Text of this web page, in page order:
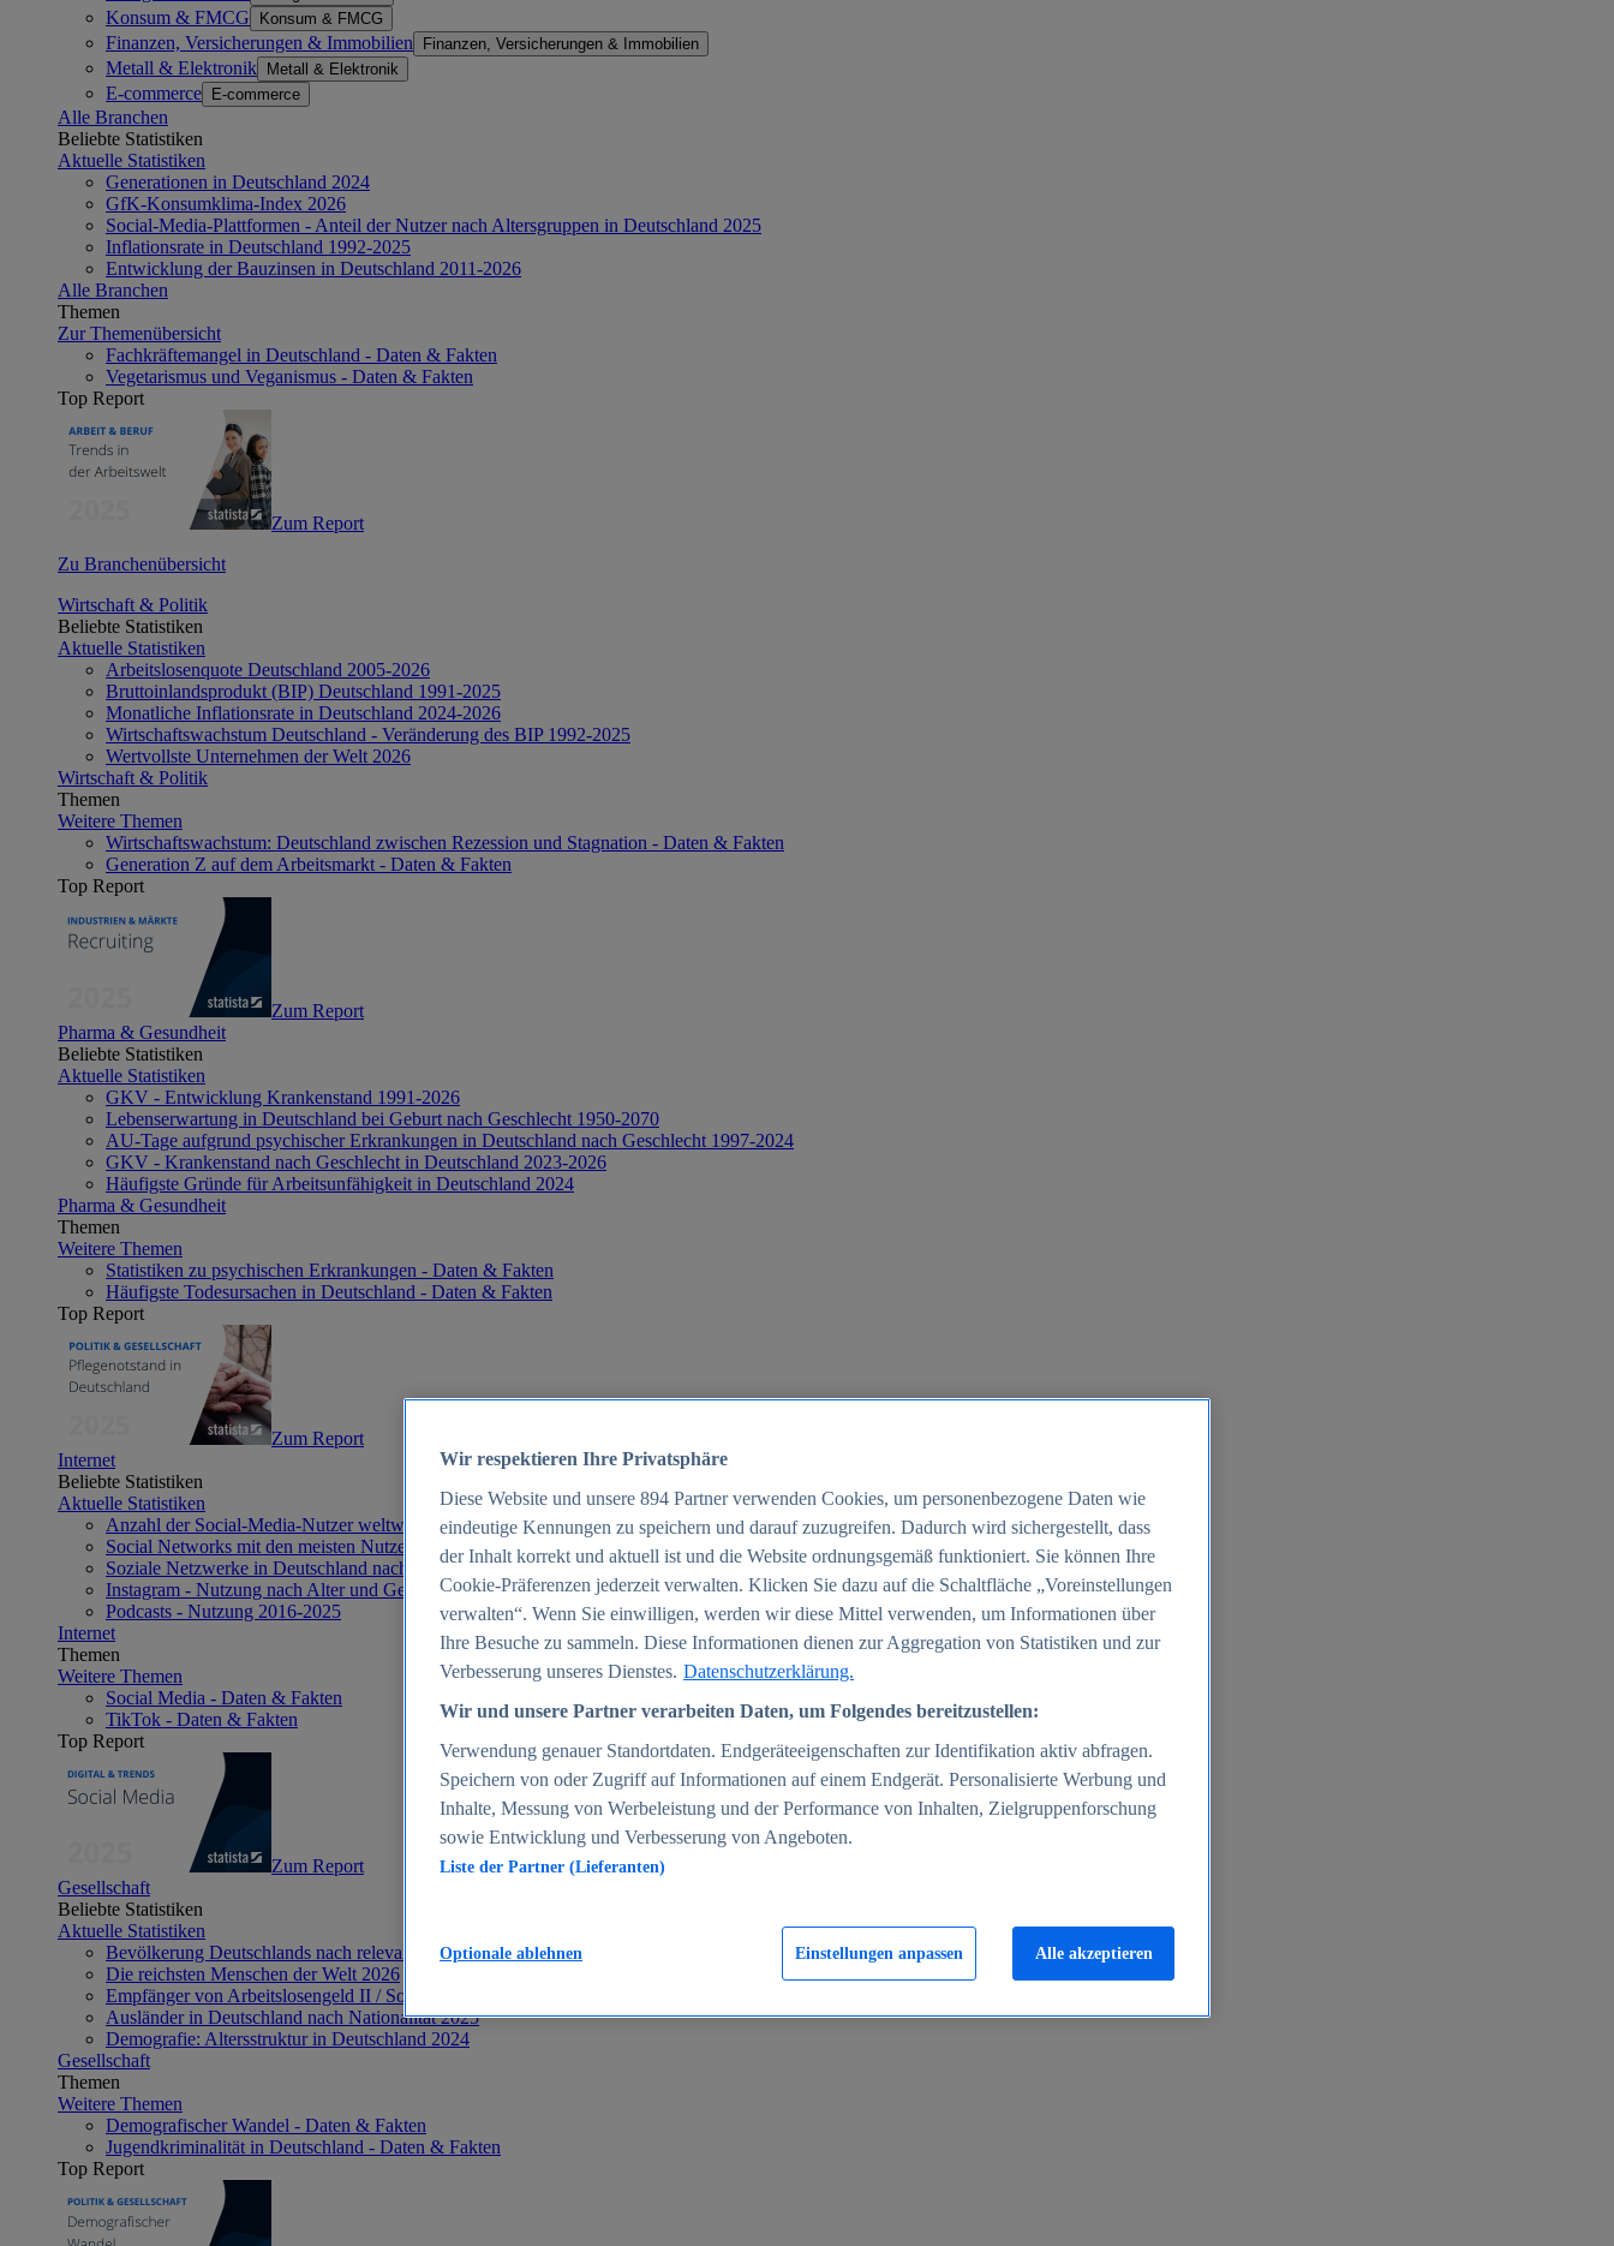
Konsum & FMCG Konsum & FMCG
Finanzen, Versicherungen & Immobilien Finanzen, Versicherungen & Immobilien
Metall & Elektronik Metall & Elektronik
E-commerce E-commerce
Alle Branchen
Beliebte Statistiken
Aktuelle Statistiken
Generationen in Deutschland 2024
GfK-Konsumklima-Index 2026
Social-Media-Plattformen - Anteil der Nutzer nach Altersgruppen in Deutschland 2025
Inflationsrate in Deutschland 1992-2025
Entwicklung der Bauzinsen in Deutschland 2011-2026
Alle Branchen
Themen
Zur Themenübersicht
Fachkräftemangel in Deutschland - Daten & Fakten
Vegetarismus und Veganismus - Daten & Fakten
Top Report
Zum Report
Zu Branchenübersicht
Wirtschaft & Politik
Beliebte Statistiken
Aktuelle Statistiken
Arbeitslosenquote Deutschland 2005-2026
Bruttoinlandsprodukt (BIP) Deutschland 1991-2025
Monatliche Inflationsrate in Deutschland 2024-2026
Wirtschaftswachstum Deutschland - Veränderung des BIP 1992-2025
Wertvollste Unternehmen der Welt 2026
Wirtschaft & Politik
Themen
Weitere Themen
Wirtschaftswachstum: Deutschland zwischen Rezession und Stagnation - Daten & Fakten
Generation Z auf dem Arbeitsmarkt - Daten & Fakten
Top Report
Zum Report
Pharma & Gesundheit
Beliebte Statistiken
Aktuelle Statistiken
GKV - Entwicklung Krankenstand 1991-2026
Lebenserwartung in Deutschland bei Geburt nach Geschlecht 1950-2070
AU-Tage aufgrund psychischer Erkrankungen in Deutschland nach Geschlecht 1997-2024
GKV - Krankenstand nach Geschlecht in Deutschland 2023-2026
Häufigste Gründe für Arbeitsunfähigkeit in Deutschland 2024
Pharma & Gesundheit
Themen
Weitere Themen
Statistiken zu psychischen Erkrankungen - Daten & Fakten
Häufigste Todesursachen in Deutschland - Daten & Fakten
Top Report
Zum Report
Internet
Beliebte Statistiken
Aktuelle Statistiken
Anzahl der Social-Media-Nutzer weltweit 2012-2025
Social Networks mit den meisten Nutzern weltweit 2025
Soziale Netzwerke in Deutschland nach Generationen 2025
Instagram - Nutzung nach Alter und Geschlecht in Deutschland 2025
Podcasts - Nutzung 2016-2025
Internet
Themen
Weitere Themen
Social Media - Daten & Fakten
TikTok - Daten & Fakten
Top Report
Zum Report
Gesellschaft
Beliebte Statistiken
Aktuelle Statistiken
Bevölkerung Deutschlands nach relevanten Altersgruppen 2024
Die reichsten Menschen der Welt 2026
Empfänger von Arbeitslosengeld II / Sozialgeld / Bürgergeld in Deutschland 2005-2025
Ausländer in Deutschland nach Nationalität 2025
Demografie: Altersstruktur in Deutschland 2024
Gesellschaft
Themen
Weitere Themen
Demografischer Wandel - Daten & Fakten
Jugendkriminalität in Deutschland - Daten & Fakten
Top Report
Wir respektieren Ihre Privatsphäre
Diese Website und unsere 894 Partner verwenden Cookies, um personenbezogene Daten wie
eindeutige Kennungen zu speichern und darauf zuzugreifen. Dadurch wird sichergestellt, dass
der Inhalt korrekt und aktuell ist und die Website ordnungsgemäß funktioniert. Sie können Ihre
Cookie-Präferenzen jederzeit verwalten. Klicken Sie dazu auf die Schaltfläche „Voreinstellungen
verwalten“. Wenn Sie einwilligen, werden wir diese Mittel verwenden, um Informationen über
Ihre Besuche zu sammeln. Diese Informationen dienen zur Aggregation von Statistiken und zur
Verbesserung unseres Dienstes. Datenschutzerklärung.
Wir und unsere Partner verarbeiten Daten, um Folgendes bereitzustellen:
Verwendung genauer Standortdaten. Endgeräteeigenschaften zur Identifikation aktiv abfragen.
Speichern von oder Zugriff auf Informationen auf einem Endgerät. Personalisierte Werbung und
Inhalte, Messung von Werbeleistung und der Performance von Inhalten, Zielgruppenforschung
sowie Entwicklung und Verbesserung von Angeboten.
Liste der Partner (Lieferanten)
Einstellungen anpassen
Optionale ablehnen Alle akzeptieren